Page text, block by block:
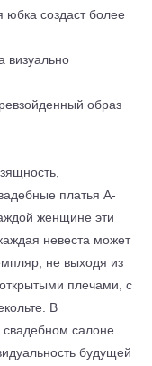
создаст более
визуально
образ
платья А-
женщине эти
невеста может
не выходя из
плечами, с
В
салоне
будущей